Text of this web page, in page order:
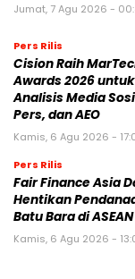
Jumat, 7 Agu 2026 -
Pers Rilis
Cision Raih
Awards 2026
Analisis Media
Pers, dan AEO
Kamis, 6 Agu 2026 -
Pers Rilis
Fair Finance Asia
Hentikan
Batu Bara di ASEAN
Kamis, 6 Agu 2026 -